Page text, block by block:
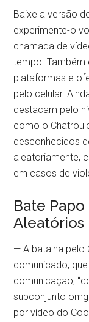
Baixe a versão
experimente-o
chamada de
tempo. Também
plataformas e
pelo celular.
destacam pelo
como o
desconhecidos
aleatoriamente,
em casos de
Bate
Aleatórios
— A batalha pelo
comunicado,
comunicação,
subconjunto
por vídeo do